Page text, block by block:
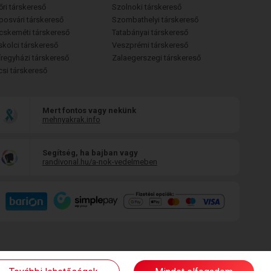
társkereső
társkereső
társkereső
társkereső
társkereső
társkereső
Szolnoki társkereső
Szombathelyi társkereső
Tatabányai társkereső
Veszprémi társkereső
Zalaegerszegi társkereső
Mert fontos vagy nekünk
mehnyakrak.info
Segítség, ha bajban vagy
randivonal.hu/a-nok-vedelmeben